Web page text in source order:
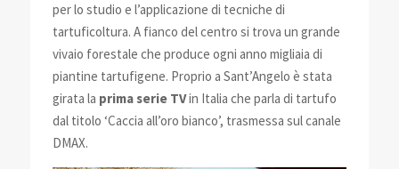
per lo studio e l’applicazione di tecniche di
tartuficoltura. A fianco del centro si trova un grande
vivaio forestale che produce ogni anno migliaia di
piantine tartufigene. Proprio a Sant’Angelo è stata
girata la prima serie TVin Italia che parla di tartufo
dal titolo ‘Caccia all’oro bianco’, trasmessa sul canale
DMAX.